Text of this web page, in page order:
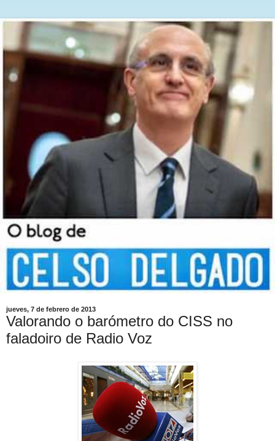
jueves, 7 de febrero de 2013
Valorando o barómetro do CISS no
faladoiro de Radio Voz